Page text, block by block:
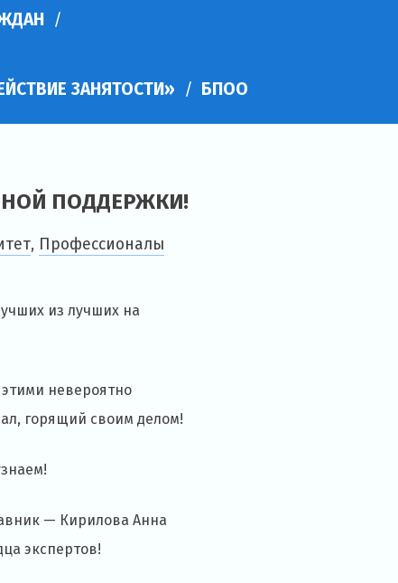
ЗАНЯТОСТИ» БПОО
ПОДДЕРЖКИ!
, Профессионалы
из лучших на
невероятно
горящий своим делом!
— Кирилова Анна
экспертов!